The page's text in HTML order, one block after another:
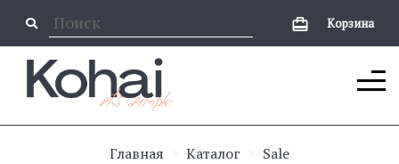
Корзина
Главная Каталог
Sale